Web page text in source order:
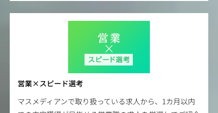
営業×スピード選考
マスメディアンで取り扱っている求人から、1カ月以内